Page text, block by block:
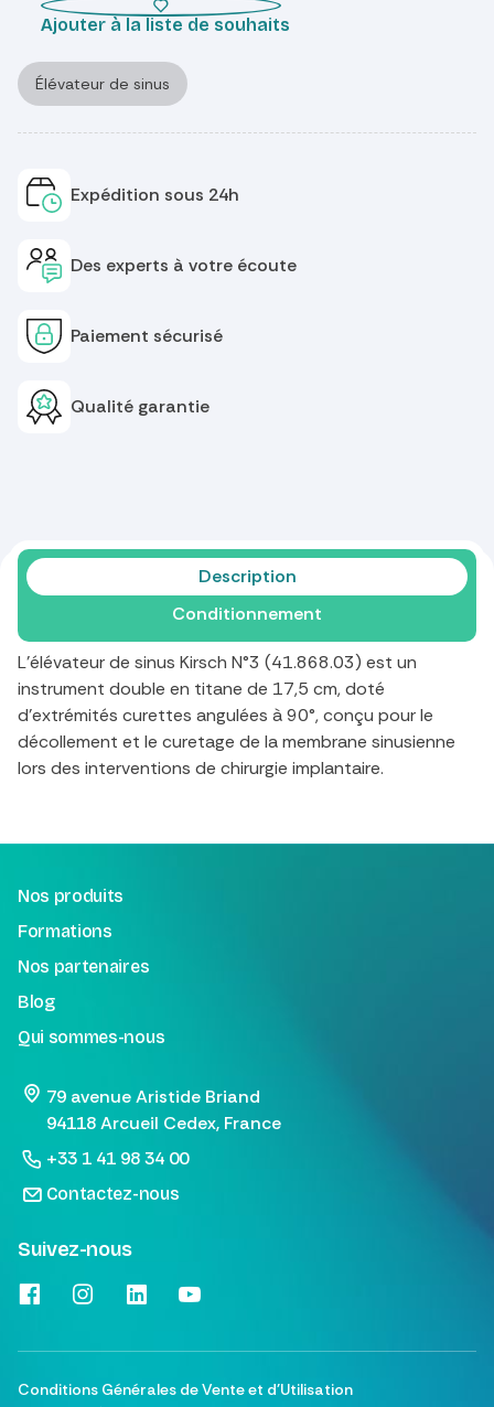
Ajouter à la liste de souhaits
Élévateur de sinus
Expédition sous 24h
Des experts à votre écoute
Paiement sécurisé
Qualité garantie
Description
Conditionnement
L'élévateur de sinus Kirsch N°3 (41.868.03) est un
instrument double en titane de 17,5 cm, doté
d'extrémités curettes angulées à 90°, conçu pour le
décollement et le curetage de la membrane sinusienne
lors des interventions de chirurgie implantaire.
Nos produits
Formations
Nos partenaires
Blog
Qui sommes-nous
79 avenue Aristide Briand
94118 Arcueil Cedex, France
+33 1 41 98 34 00
Contactez-nous
Suivez-nous
Conditions Générales de Vente et d'Utilisation